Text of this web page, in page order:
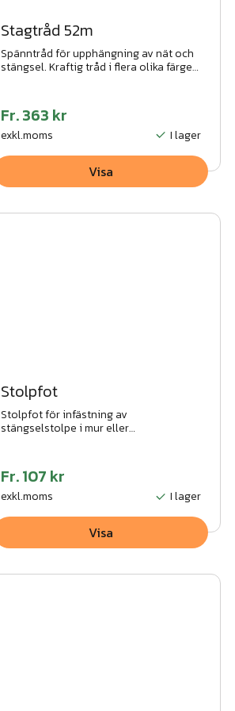
Stagtråd 52m
Spänntråd för upphängning av nät och
stängsel. Kraftig tråd i flera olika färger.
Fr.363 kr
exkl.moms I lager
Visa
Stolpfot
Stolpfot för infästning av
stängselstolpe i mur eller
Fr.107 kr
exkl.moms I lager
Visa